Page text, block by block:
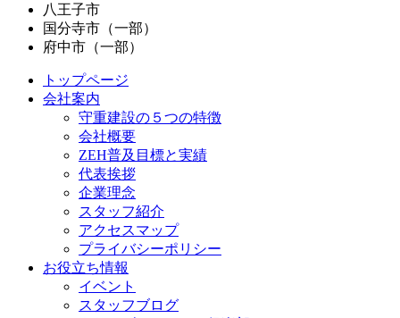
八王子市
国分寺市（一部）
府中市（一部）
トップページ
会社案内
守重建設の５つの特徴
会社概要
ZEH普及目標と実績
代表挨拶
企業理念
スタッフ紹介
アクセスマップ
プライバシーポリシー
お役立ち情報
イベント
スタッフブログ